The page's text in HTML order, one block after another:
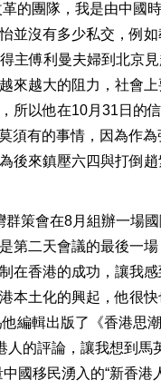
的團隊，我是由中國
並沒有多少私交，例如
主傅利曼夫婦到北京
來越大的阻力，社會
所以他在10月31日的
須有的事情，因為作
後來鎮壓六四與打倒
策會在8月組辦一場
第二天會議的最後一
在香港的成功，讓我
本土化的興起，他很
編輯出版了《香港思
的評論，讓我想到馬
國移民湧入的“新香港